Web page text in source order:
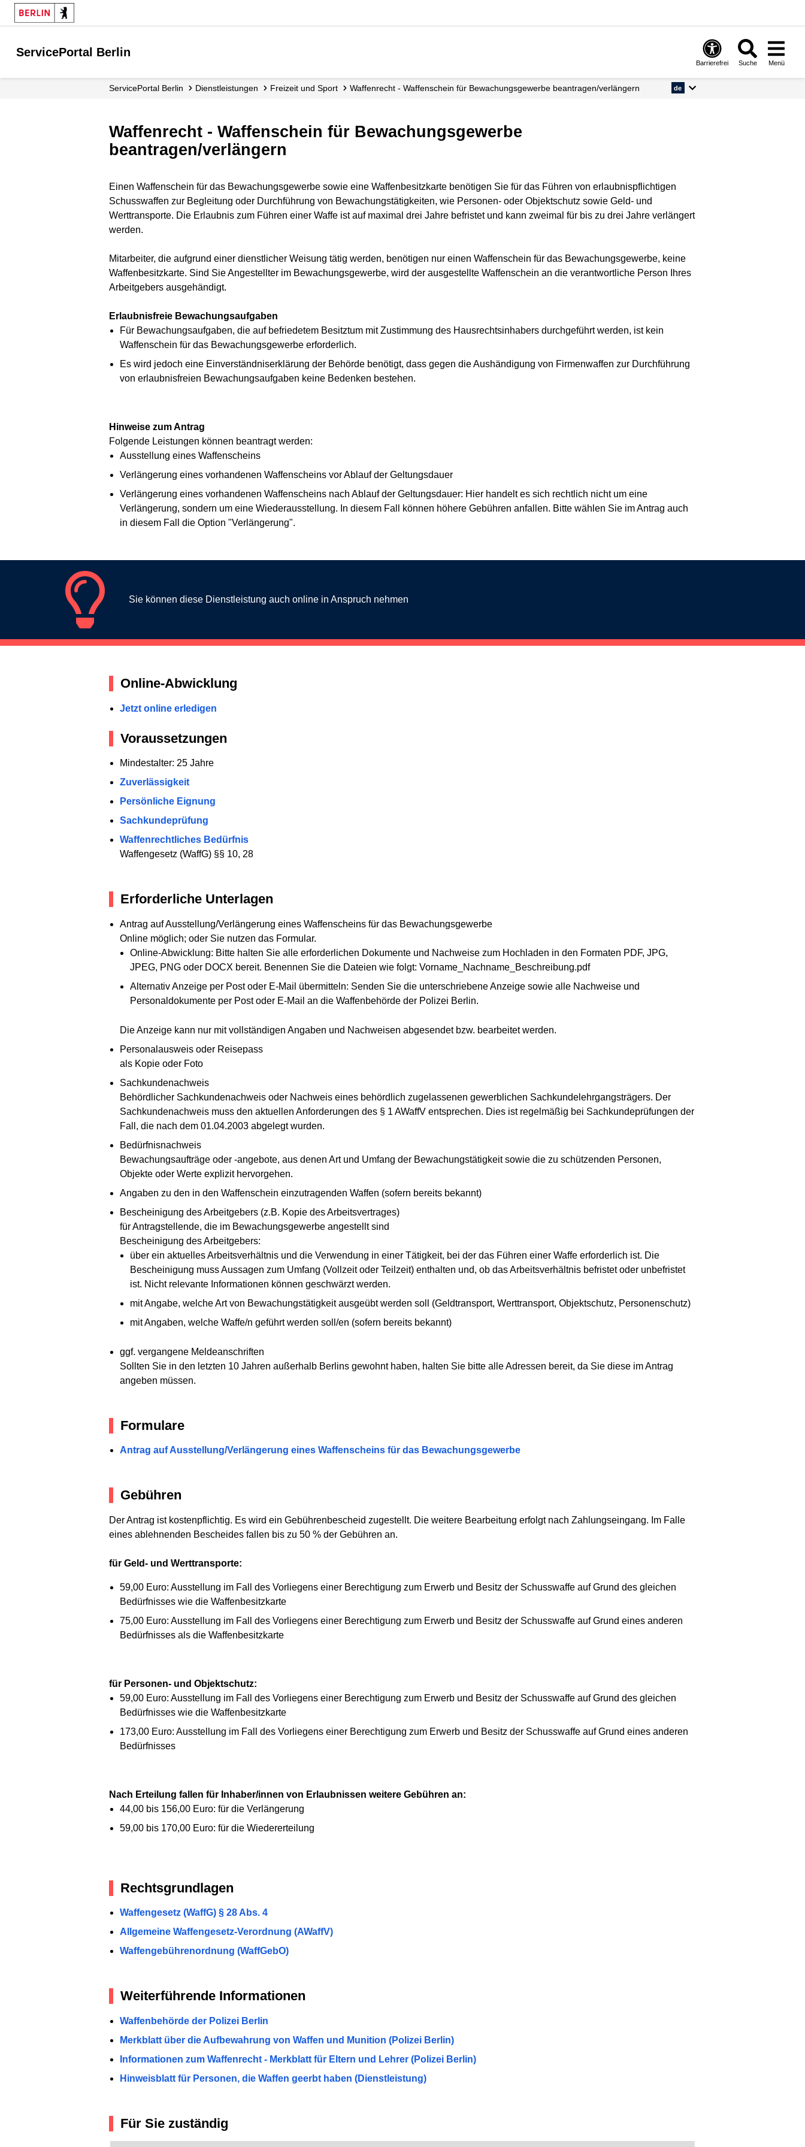
ServicePortal Berlin
Barrierefrei Suche Menü
ServicePortal Berlin Dienstleistungen Freizeit und Sport Waffenrecht - Waffenschein für Bewachungsgewerbe beantragen/verlängern de
Waffenrecht - Waffenschein für Bewachungsgewerbe
beantragen/verlängern
Einen Waffenschein für das Bewachungsgewerbe sowie eine Waffenbesitzkarte benötigen Sie für das Führen von erlaubnispflichtigen
Schusswaffen zur Begleitung oder Durchführung von Bewachungstätigkeiten, wie Personen- oder Objektschutz sowie Geld- und
Werttransporte. Die Erlaubnis zum Führen einer Waffe ist auf maximal drei Jahre befristet und kann zweimal für bis zu drei Jahre verlängert
werden.
Mitarbeiter, die aufgrund einer dienstlicher Weisung tätig werden, benötigen nur einen Waffenschein für das Bewachungsgewerbe, keine
Waffenbesitzkarte. Sind Sie Angestellter im Bewachungsgewerbe, wird der ausgestellte Waffenschein an die verantwortliche Person Ihres
Arbeitgebers ausgehändigt.
Erlaubnisfreie Bewachungsaufgaben
Für Bewachungsaufgaben, die auf befriedetem Besitztum mit Zustimmung des Hausrechtsinhabers durchgeführt werden, ist kein
Waffenschein für das Bewachungsgewerbe erforderlich.
Es wird jedoch eine Einverständniserklärung der Behörde benötigt, dass gegen die Aushändigung von Firmenwaffen zur Durchführung
von erlaubnisfreien Bewachungsaufgaben keine Bedenken bestehen.
Hinweise zum Antrag
Folgende Leistungen können beantragt werden:
Ausstellung eines Waffenscheins
Verlängerung eines vorhandenen Waffenscheins vor Ablauf der Geltungsdauer
Verlängerung eines vorhandenen Waffenscheins nach Ablauf der Geltungsdauer: Hier handelt es sich rechtlich nicht um eine
Verlängerung, sondern um eine Wiederausstellung. In diesem Fall können höhere Gebühren anfallen. Bitte wählen Sie im Antrag auch
in diesem Fall die Option "Verlängerung".
Sie können diese Dienstleistung auch online in Anspruch nehmen
Online-Abwicklung
Jetzt online erledigen
Voraussetzungen
Mindestalter: 25 Jahre
Zuverlässigkeit
Persönliche Eignung
Sachkundeprüfung
Waffenrechtliches Bedürfnis
Waffengesetz (WaffG) §§ 10, 28
Erforderliche Unterlagen
Antrag auf Ausstellung/Verlängerung eines Waffenscheins für das Bewachungsgewerbe
Online möglich; oder Sie nutzen das Formular.
Online-Abwicklung: Bitte halten Sie alle erforderlichen Dokumente und Nachweise zum Hochladen in den Formaten PDF, JPG,
JPEG, PNG oder DOCX bereit. Benennen Sie die Dateien wie folgt: Vorname_Nachname_Beschreibung.pdf
Alternativ Anzeige per Post oder E-Mail übermitteln: Senden Sie die unterschriebene Anzeige sowie alle Nachweise und
Personaldokumente per Post oder E-Mail an die Waffenbehörde der Polizei Berlin.
Die Anzeige kann nur mit vollständigen Angaben und Nachweisen abgesendet bzw. bearbeitet werden.
Personalausweis oder Reisepass
als Kopie oder Foto
Sachkundenachweis
Behördlicher Sachkundenachweis oder Nachweis eines behördlich zugelassenen gewerblichen Sachkundelehrgangsträgers. Der
Sachkundenachweis muss den aktuellen Anforderungen des § 1 AWaffV entsprechen. Dies ist regelmäßig bei Sachkundeprüfungen der
Fall, die nach dem 01.04.2003 abgelegt wurden.
Bedürfnisnachweis
Bewachungsaufträge oder -angebote, aus denen Art und Umfang der Bewachungstätigkeit sowie die zu schützenden Personen,
Objekte oder Werte explizit hervorgehen.
Angaben zu den in den Waffenschein einzutragenden Waffen (sofern bereits bekannt)
Bescheinigung des Arbeitgebers (z.B. Kopie des Arbeitsvertrages)
für Antragstellende, die im Bewachungsgewerbe angestellt sind
Bescheinigung des Arbeitgebers:
über ein aktuelles Arbeitsverhältnis und die Verwendung in einer Tätigkeit, bei der das Führen einer Waffe erforderlich ist. Die
Bescheinigung muss Aussagen zum Umfang (Vollzeit oder Teilzeit) enthalten und, ob das Arbeitsverhältnis befristet oder unbefristet
ist. Nicht relevante Informationen können geschwärzt werden.
mit Angabe, welche Art von Bewachungstätigkeit ausgeübt werden soll (Geldtransport, Werttransport, Objektschutz, Personenschutz)
mit Angaben, welche Waffe/n geführt werden soll/en (sofern bereits bekannt)
ggf. vergangene Meldeanschriften
Sollten Sie in den letzten 10 Jahren außerhalb Berlins gewohnt haben, halten Sie bitte alle Adressen bereit, da Sie diese im Antrag
angeben müssen.
Formulare
Antrag auf Ausstellung/Verlängerung eines Waffenscheins für das Bewachungsgewerbe
Gebühren
Der Antrag ist kostenpflichtig. Es wird ein Gebührenbescheid zugestellt. Die weitere Bearbeitung erfolgt nach Zahlungseingang. Im Falle
eines ablehnenden Bescheides fallen bis zu 50 % der Gebühren an.
für Geld- und Werttransporte:
59,00 Euro: Ausstellung im Fall des Vorliegens einer Berechtigung zum Erwerb und Besitz der Schusswaffe auf Grund des gleichen
Bedürfnisses wie die Waffenbesitzkarte
75,00 Euro: Ausstellung im Fall des Vorliegens einer Berechtigung zum Erwerb und Besitz der Schusswaffe auf Grund eines anderen
Bedürfnisses als die Waffenbesitzkarte
für Personen- und Objektschutz:
59,00 Euro: Ausstellung im Fall des Vorliegens einer Berechtigung zum Erwerb und Besitz der Schusswaffe auf Grund des gleichen
Bedürfnisses wie die Waffenbesitzkarte
173,00 Euro: Ausstellung im Fall des Vorliegens einer Berechtigung zum Erwerb und Besitz der Schusswaffe auf Grund eines anderen
Bedürfnisses
Nach Erteilung fallen für Inhaber/innen von Erlaubnissen weitere Gebühren an:
44,00 bis 156,00 Euro: für die Verlängerung
59,00 bis 170,00 Euro: für die Wiedererteilung
Rechtsgrundlagen
Waffengesetz (WaffG) § 28 Abs. 4
Allgemeine Waffengesetz-Verordnung (AWaffV)
Waffengebührenordnung (WaffGebO)
Weiterführende Informationen
Waffenbehörde der Polizei Berlin
Merkblatt über die Aufbewahrung von Waffen und Munition (Polizei Berlin)
Informationen zum Waffenrecht - Merkblatt für Eltern und Lehrer (Polizei Berlin)
Hinweisblatt für Personen, die Waffen geerbt haben (Dienstleistung)
Für Sie zuständig